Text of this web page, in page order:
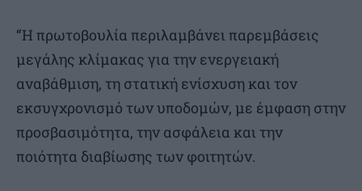
“Η πρωτοβουλία περιλαμβάνει παρεμβάσεις
μεγάλης κλίμακας για την ενεργειακή
αναβάθμιση, τη στατική ενίσχυση και τον
εκσυγχρονισμό των υποδομών, με έμφαση στην
προσβασιμότητα, την ασφάλεια και την
ποιότητα διαβίωσης των φοιτητών.